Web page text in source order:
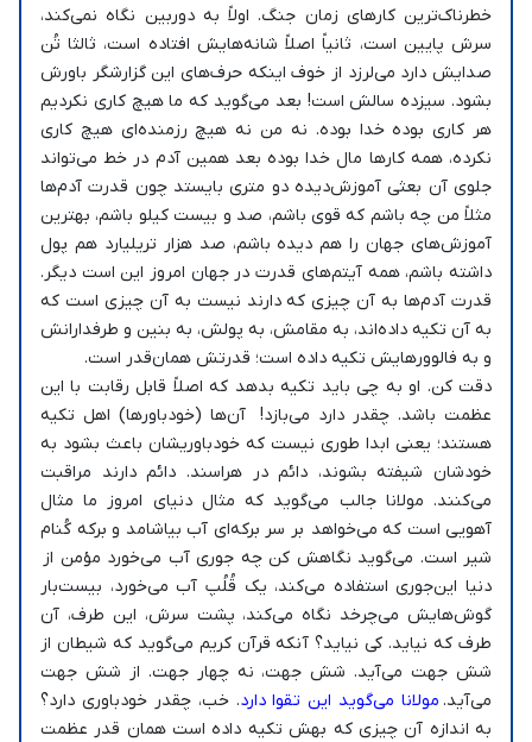
خطرناک‌ترین کارهای زمان جنگ. اولاً به دوربین نگاه نمی‌کند،
سرش پایین است، ثانیاً اصلاً شانه‌هایش افتاده است، ثالثا تُن
صدایش دارد می‌لرزد از خوف اینکه حرف‌های این گزارشگر باورش
بشود. سیزده سالش است! بعد می‌گوید که ما هیچ کاری نکردیم
هر کاری بوده خدا بوده. نه من نه هیچ رزمنده‌ای هیچ کاری
نکرده، همه کارها مال خدا بوده بعد همین آدم در خط می‌تواند
جلوی آن بعثی آموزش‌دیده دو متری بایستد چون قدرت آدم‌ها
مثلاً من چه باشم که قوی باشم، صد و بیست کیلو باشم، بهترین
آموزش‌های جهان را هم دیده باشم، صد هزار تریلیارد هم پول
داشته باشم، همه آیتم‌های قدرت در جهان امروز این است دیگر.
قدرت آدم‌ها به آن چیزی که دارند نیست به آن چیزی است که
به آن تکیه داده‌اند، به مقامش، به پولش، به بنین و طرفدارانش
و به فالوورهایش تکیه داده است؛ قدرتش همان‌قدر است.
دقت کن. او به چی باید تکیه بدهد که اصلاً قابل رقابت با این
عظمت باشد. چقدر دارد می‌بازد! آن‌ها (خودباورها) اهل تکیه
هستند؛ یعنی ابدا طوری نیست که خودباوریشان باعث بشود به
خودشان شیفته بشوند، دائم در هراسند. دائم دارند مراقبت
می‌کنند. مولانا جالب می‌گوید که مثال دنیای امروز ما مثال
آهویی است که می‌خواهد بر سر برکه‌ای آب بیاشامد و برکه کُنام
شیر است. می‌گوید نگاهش کن چه جوری آب می‌خورد مؤمن از
دنیا این‌جوری استفاده می‌کند، یک قُلُپ آب می‌خورد، بیست‌بار
گوش‌هایش می‌چرخد نگاه می‌کند، پشت سرش، این طرف، آن
طرف که نیاید. کی نیاید؟ آنکه قرآن کریم می‌گوید که شیطان از
شش جهت می‌آید. شش جهت، نه چهار جهت. از شش جهت
می‌آید.مولانا می‌گوید این تقوا دارد. خب، چقدر خودباوری دارد؟
به اندازه آن چیزی که بهش تکیه داده است همان قدر عظمت